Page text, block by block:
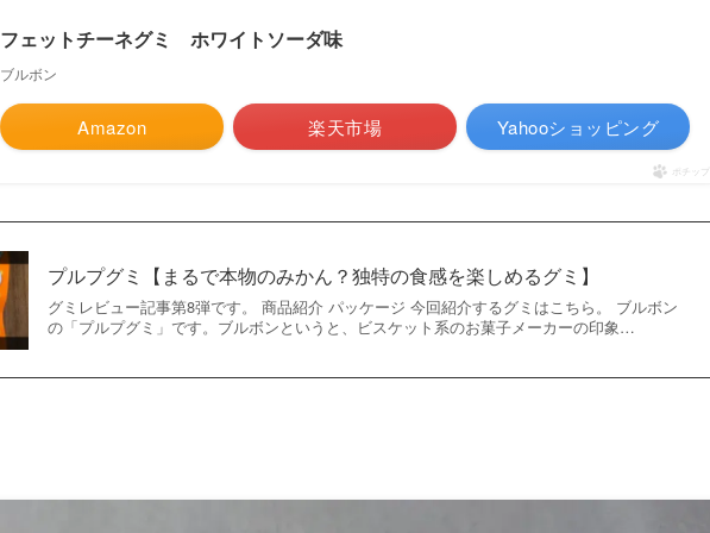
フェットチーネグミ ホワイトソーダ味
ブルボン
Amazon 楽天市場 Yahooショッピング
ポチップ
プルプグミ【まるで本物のみかん？独特の食感を楽しめるグミ】
グミレビュー記事第8弾です。 商品紹介 パッケージ 今回紹介するグミはこちら。 ブルボン
の「プルプグミ」です。ブルボンというと、ビスケット系のお菓子メーカーの印象…